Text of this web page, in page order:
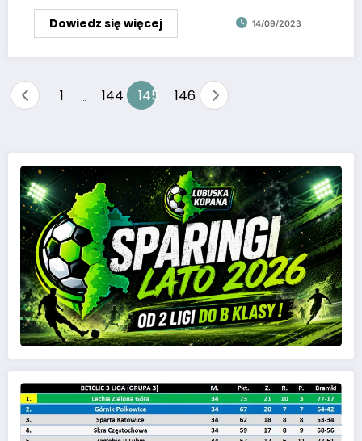
Dowiedz się więcej 14/09/2023
1 … 144 145 146